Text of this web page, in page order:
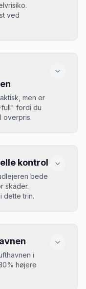
i
kr/dag til 349
Book tidligt!
ved
kan du blive
uden
September 2023
mig 8.000
jeg altid
men er
fordi du
overpris.
for brændstof,
kontrol
bede
skader.
dette trin.
skader, der
i
højere